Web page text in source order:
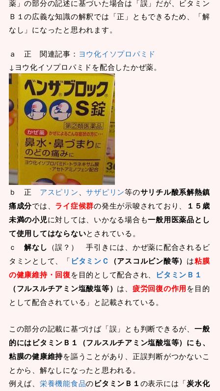
薬」の部分の記述に基づいた場合は「誤」だが、ビタミン
Ｂ１の広義な知識の解釈では「正」ともできるため、「解
なし」になったと思われます。
ａ 正 関連記事： ヨウ化イソプロパミド
↓ヨウ化イソプロパミドを配合したかぜ薬。
ｂ 正 アスピリン 、サザピリン等のサリチル酸系解熱鎮
痛成分では、 ライ症候群の発生が示唆されており、
１５歳
未満の小児に対しては、いかなる場合も一般用医薬品とし
て使用してはならないとされている。
ｃ解なし （誤？） 手引きには、かぜ薬に配合されるビ
タミンとして、「ビタミンＣ （アスコルビン酸等） は粘膜
の健康維持・回復を目的として配合され、 ビタミンＢ１
（フルスルチアミン塩酸塩等） は、 疲労回復の作用を目的
として配合されている」と記載されている。
この部分の記載に基づけば「誤」とも判断できるが、 一般
的にはビタミンＢ１（フルスルチアミン塩酸塩等）にも、
粘膜の健康維持を謳うことがあり、正誤判断がつかないこ
とから、解なしになったと思われる。
例えば、 栄養機能食品のビタミンＢ１の表示には「炭水化